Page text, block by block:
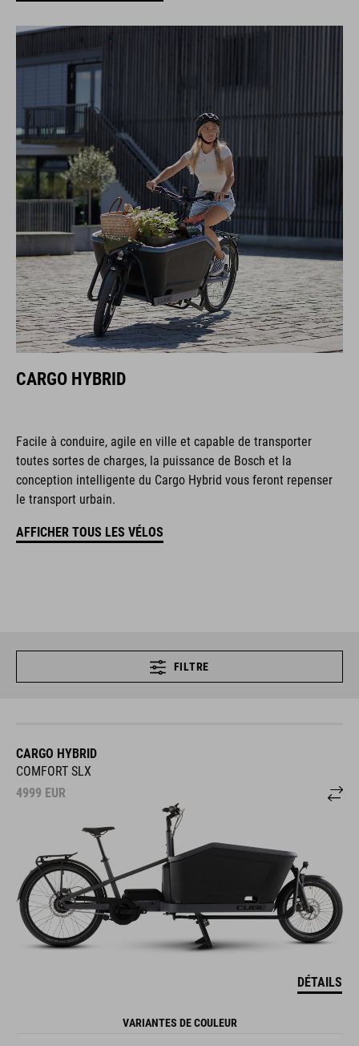
CARGO HYBRID
Facile à conduire, agile en ville et capable de transporter
toutes sortes de charges, la puissance de Bosch et la
conception intelligente du Cargo Hybrid vous feront repenser
le transport urbain.
AFFICHER TOUS LES VÉLOS
FILTRE
CARGO HYBRID
COMFORT SLX
4999 EUR
DÉTAILS
VARIANTES DE COULEUR